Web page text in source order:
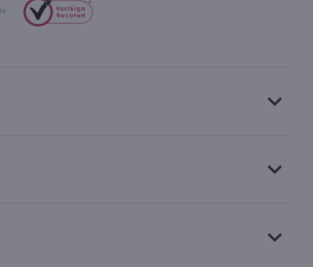
keyboard_arrow_down
keyboard_arrow_down
keyboard_arrow_down